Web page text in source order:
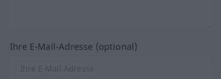
Ihre E-Mail-Adresse (optional)